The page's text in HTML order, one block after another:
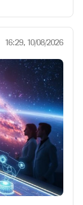
16:29, 10/08/2026